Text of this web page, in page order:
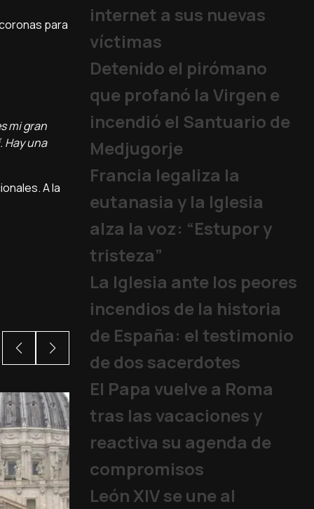
para
mi gran
Hay una
A la
internet a sus nuevas
víctimas
Detenido el pirómano
que profanó la Virgen e
incendió el Santuario de
Medjugorje
Francia legaliza la
eutanasia y la Iglesia
alza la voz: “Estupor y
tristeza”
La Iglesia ante los peores
incendios de la historia
de España: el testimonio
de dos sacerdotes
El Papa vuelve a Roma
tras las vacaciones y
reactiva su agenda de
compromisos
León XIV se une al